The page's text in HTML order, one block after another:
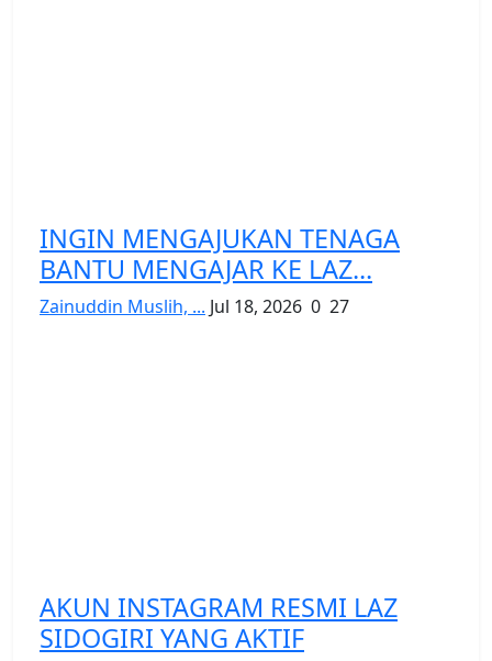
INGIN MENGAJUKAN TENAGA
BANTU MENGAJAR KE LAZ...
Zainuddin Muslih, ... Jul 18, 2026 0 27
AKUN INSTAGRAM RESMI LAZ
SIDOGIRI YANG AKTIF